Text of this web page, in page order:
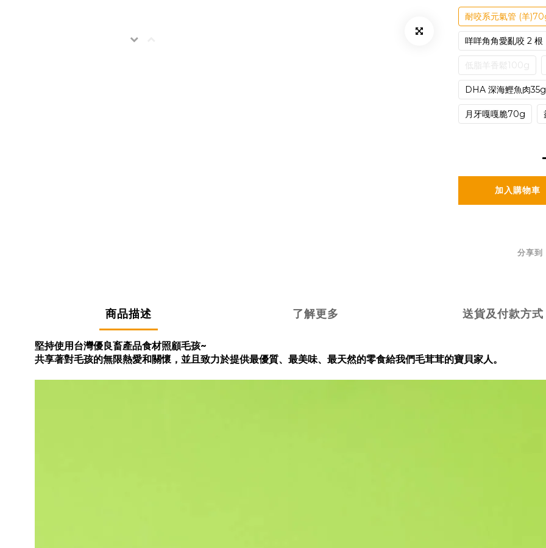
耐咬系元氣管 (羊
咩咩角角愛亂咬 2 根
低脂羊香鬆100g
DHA 深海鰹魚肉35g
月牙嘎嘎脆70g
加入購物車
分享到
商品描述 了解更多 送貨及付款方式
堅持使用台灣優良畜產品食材照顧毛孩~
共享著對毛孩的無限熱愛和關懷，並且致力於提供最優質、最美味、最天然的零食給我們毛茸茸的寶貝家人。